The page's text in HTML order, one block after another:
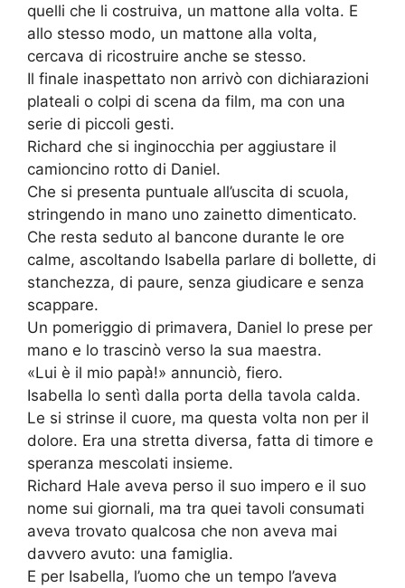
quelli che li costruiva, un mattone alla volta. E
allo stesso modo, un mattone alla volta,
cercava di ricostruire anche se stesso.
Il finale inaspettato non arrivò con dichiarazioni
plateali o colpi di scena da film, ma con una
serie di piccoli gesti.
Richard che si inginocchia per aggiustare il
camioncino rotto di Daniel.
Che si presenta puntuale all’uscita di scuola,
stringendo in mano uno zainetto dimenticato.
Che resta seduto al bancone durante le ore
calme, ascoltando Isabella parlare di bollette, di
stanchezza, di paure, senza giudicare e senza
scappare.
Un pomeriggio di primavera, Daniel lo prese per
mano e lo trascinò verso la sua maestra.
«Lui è il mio papà!» annunciò, fiero.
Isabella lo sentì dalla porta della tavola calda.
Le si strinse il cuore, ma questa volta non per il
dolore. Era una stretta diversa, fatta di timore e
speranza mescolati insieme.
Richard Hale aveva perso il suo impero e il suo
nome sui giornali, ma tra quei tavoli consumati
aveva trovato qualcosa che non aveva mai
davvero avuto: una famiglia.
E per Isabella, l’uomo che un tempo l’aveva